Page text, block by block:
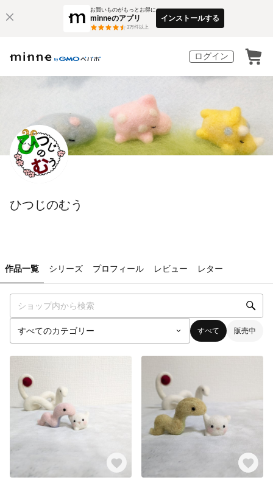
お買いものがもっとお得に
minneのアプリ
3万件以上
インストールする
ログイン
ひつじのむう
作品一覧 シリーズ プロフィール レビュー レター
すべて 販売中